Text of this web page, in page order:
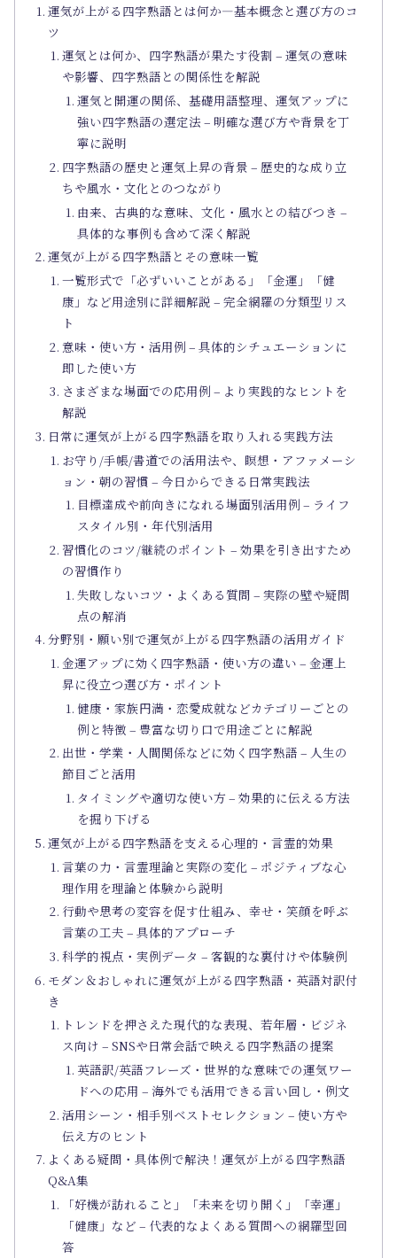
運気が上がる四字熟語とは何か―基本概念と選び方のコ
ツ
運気とは何か、四字熟語が果たす役割 – 運気の意味
や影響、四字熟語との関係性を解説
運気と開運の関係、基礎用語整理、運気アップに
強い四字熟語の選定法 – 明確な選び方や背景を丁
寧に説明
四字熟語の歴史と運気上昇の背景 – 歴史的な成り立
ちや風水・文化とのつながり
由来、古典的な意味、文化・風水との結びつき –
具体的な事例も含めて深く解説
運気が上がる四字熟語とその意味一覧
一覧形式で「必ずいいことがある」「金運」「健
康」など用途別に詳細解説 – 完全網羅の分類型リス
ト
意味・使い方・活用例 – 具体的シチュエーションに
即した使い方
さまざまな場面での応用例 – より実践的なヒントを
解説
日常に運気が上がる四字熟語を取り入れる実践方法
お守り/手帳/書道での活用法や、瞑想・アファメーシ
ョン・朝の習慣 – 今日からできる日常実践法
目標達成や前向きになれる場面別活用例 – ライフ
スタイル別・年代別活用
習慣化のコツ/継続のポイント – 効果を引き出すため
の習慣作り
失敗しないコツ・よくある質問 – 実際の壁や疑問
点の解消
分野別・願い別で運気が上がる四字熟語の活用ガイド
金運アップに効く四字熟語・使い方の違い – 金運上
昇に役立つ選び方・ポイント
健康・家族円満・恋愛成就などカテゴリーごとの
例と特徴 – 豊富な切り口で用途ごとに解説
出世・学業・人間関係などに効く四字熟語 – 人生の
節目ごと活用
タイミングや適切な使い方 – 効果的に伝える方法
を掘り下げる
運気が上がる四字熟語を支える心理的・言霊的効果
言葉の力・言霊理論と実際の変化 – ポジティブな心
理作用を理論と体験から説明
行動や思考の変容を促す仕組み、幸せ・笑顔を呼ぶ
言葉の工夫 – 具体的アプローチ
科学的視点・実例データ – 客観的な裏付けや体験例
モダン＆おしゃれに運気が上がる四字熟語・英語対訳付
き
トレンドを押さえた現代的な表現、若年層・ビジネ
ス向け – SNSや日常会話で映える四字熟語の提案
英語訳/英語フレーズ・世界的な意味での運気ワー
ドへの応用 – 海外でも活用できる言い回し・例文
活用シーン・相手別ベストセレクション – 使い方や
伝え方のヒント
よくある疑問・具体例で解決！運気が上がる四字熟語
Q&A集
「好機が訪れること」「未来を切り開く」「幸運」
「健康」など – 代表的なよくある質問への網羅型回
答